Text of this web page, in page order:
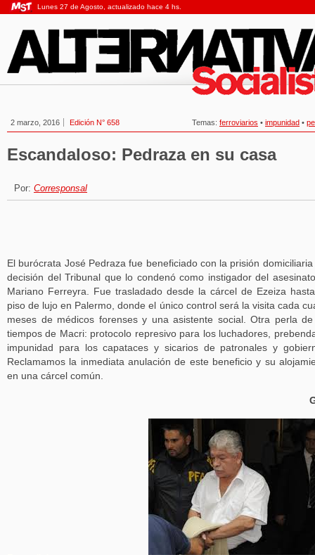
Lunes 27 de Agosto, actualizado hace 4 hs.
2 marzo, 2016 Edición N° 658 Temas: ferroviarios • impunidad •
Escandaloso: Pedraza en su casa
Por: Corresponsal
El burócrata José Pedraza fue beneficiado con la prisión domiciliaria
decisión del Tribunal que lo condenó como instigador del
Mariano Ferreyra. Fue trasladado desde la cárcel de Ezeiza
piso de lujo en Palermo, donde el único control será la visita cada
meses de médicos forenses y una asistente social. Otra perla
tiempos de Macri: protocolo represivo para los luchadores,
impunidad para los capataces y sicarios de patronales y
Reclamamos la inmediata anulación de este beneficio y su
en una cárcel común.